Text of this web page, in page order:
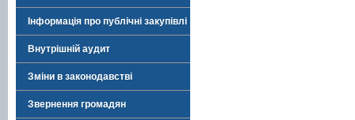
Інформація про публічні закупівлі
Внутрішній аудит
Зміни в законодавстві
Звернення громадян